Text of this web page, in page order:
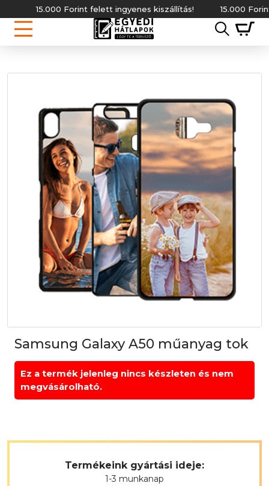
15.000 Forint felett ingyenes kiszállítás! 15.000 Forint
Samsung Galaxy A50 műanyag tok
Ez a termék jelenleg nincs készleten és nem
megvásárolható.
Termékeink gyártási ideje:
1-3 munkanap